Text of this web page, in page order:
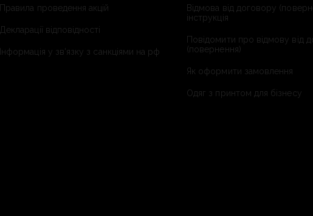
Правила проведення акцій
Декларації відповідності
Інформація у зв'язку з санкціями на рф
Відмова від договору
інструкція
Повідомити про відмову від
(повернення)
Як оформити замовлення
Одяг з принтом для бізнесу